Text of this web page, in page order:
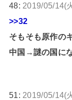
48: 2019/05/14(
>>32
そもそも原作の
中国→謎の国に
51: 2019/05/14(